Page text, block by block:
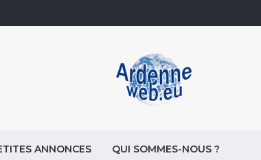
ANNONCES QUI SOMMES-NOUS ?